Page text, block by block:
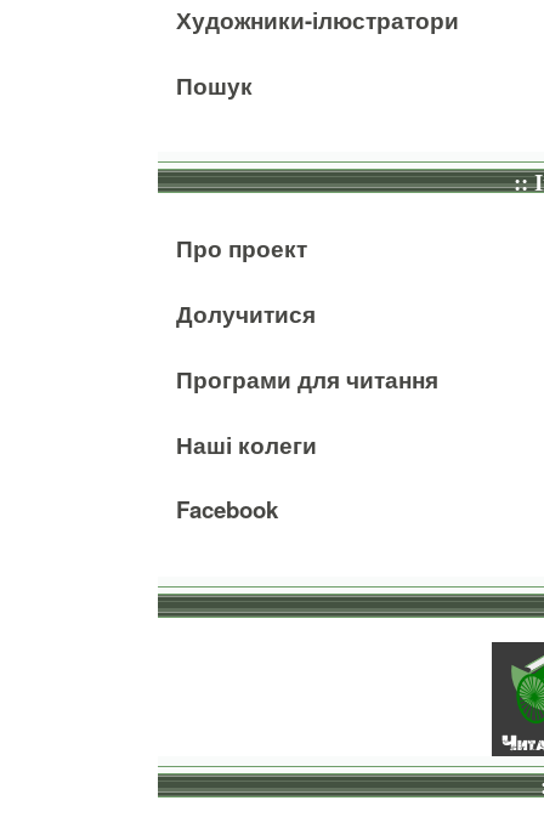
Художники-ілюстратори
Пошук
::
Про проект
Долучитися
Програми для читання
Наші колеги
Facebook